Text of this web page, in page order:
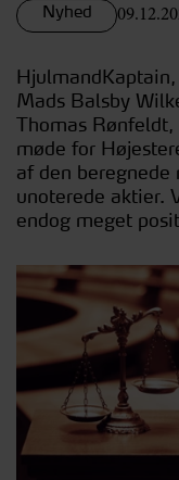
Nyhed
Mads Balsby
Thomas Rønfeldt,
møde for
af den
unoterede aktier.
endog meget